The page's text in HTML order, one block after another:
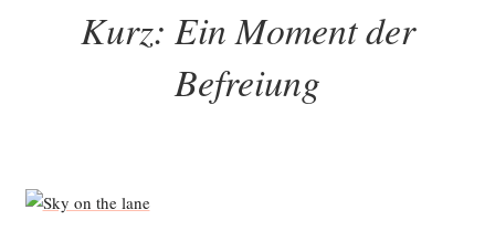
Kurz: Ein Moment der
Befreiung